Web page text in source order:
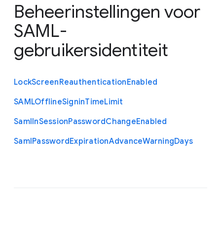
Beheerinstellingen voor
SAML-
gebruikersidentiteit
LockScreenReauthenticationEnabled
SAMLOfflineSigninTimeLimit
SamlInSessionPasswordChangeEnabled
SamlPasswordExpirationAdvanceWarningDays